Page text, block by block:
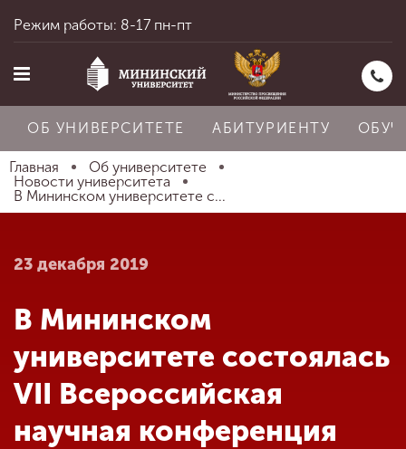
Главная
Абитуриенту
Обучение
Режим работы: 8-17 пн-пт
ОБ УНИВЕРСИТЕТЕ АБИТУРИЕНТУ
Главная
Об университете
Новости университета
В Мининском университете с...
23 декабря 2019
В Мининском
университете состоялась
VII Всероссийская
научная конференция